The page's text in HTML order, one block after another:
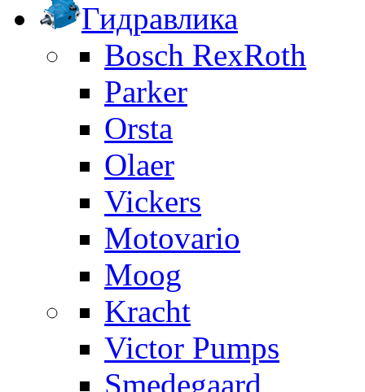
Гидравлика
Bosch RexRoth
Parker
Orsta
Olaer
Vickers
Motovario
Moog
Kracht
Victor Pumps
Smedegaard